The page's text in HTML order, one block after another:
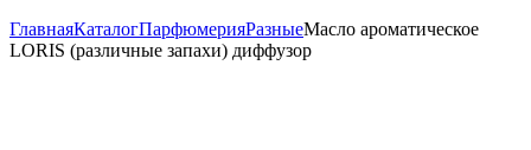
ГлавнаяКаталогПарфюмерияРазныеМасло ароматическое
LORIS (различные запахи) диффузор